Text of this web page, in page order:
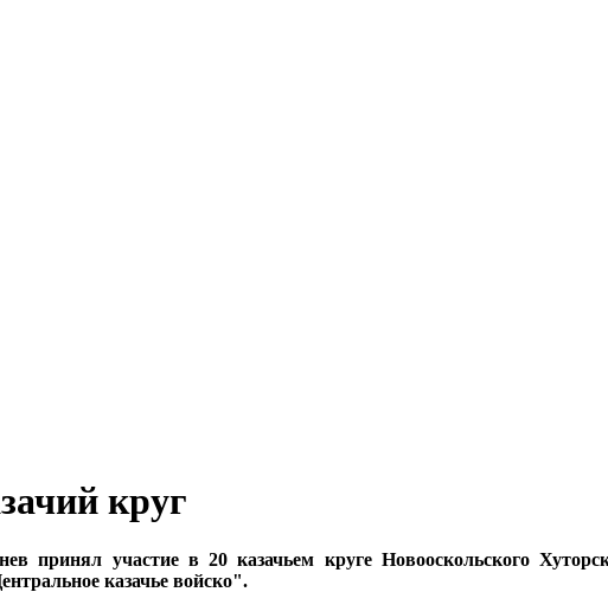
круг
принял участие в 20 казачьем круге Новооскольского
казачье войско".